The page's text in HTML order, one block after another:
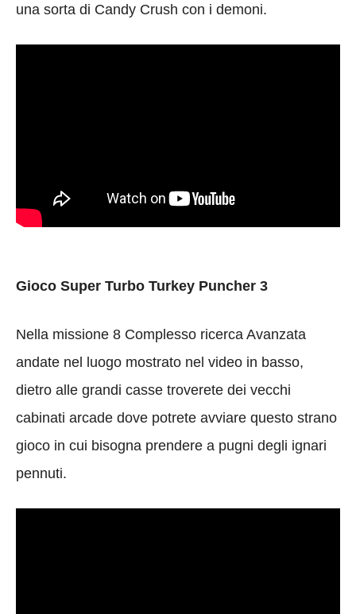
una sorta di Candy Crush con i demoni.
Gioco Super Turbo Turkey Puncher 3
Nella missione 8 Complesso ricerca Avanzata
andate nel luogo mostrato nel video in basso,
dietro alle grandi casse troverete dei vecchi
cabinati arcade dove potrete avviare questo strano
gioco in cui bisogna prendere a pugni degli ignari
pennuti.